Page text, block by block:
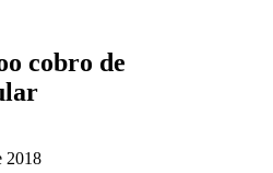
cobro de
2018